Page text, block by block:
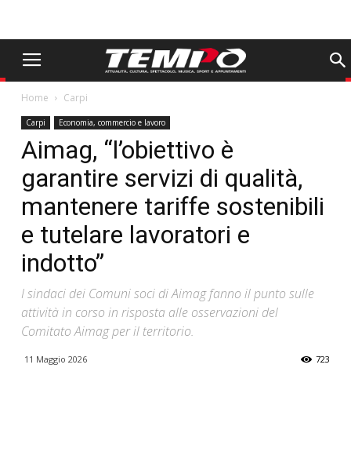
Home Carpi
Carpi Economia, commercio e lavoro
Aimag, “l’obiettivo è
garantire servizi di qualità,
mantenere tariffe sostenibili
e tutelare lavoratori e
indotto”
I sindaci dei Comuni soci di Aimag fanno il punto sulle
attività in corso in risposta alle osservazioni del
Comitato Aimag per il territorio.
11 Maggio 2026 723